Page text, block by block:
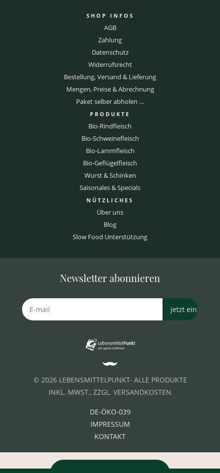
SHOP INFOS
AGB
Zahlung
Datenschutz
Widerrufsrecht
Bestellung, Versand & Lieferung
Mengen, Preise & Abrechnung
Paket selber abholen …
PRODUKTE
Bio-Rindfleisch
Bio-Schweinefleisch
Bio-Lammfleisch
Bio-Geflügelfleisch
Wurst & Schinken
Saisonales & Specials
NÜTZLICHES
Über uns
Blog
Slow Food Unterstützung
Newsletter abonnieren
© 2026 LEBENSMITTELPUNKT- ALLE PRODUKTE
INKL. MWST., ZZGL. VERSANDKOSTEN
DE-ÖKO-039
IMPRESSUM
KONTAKT